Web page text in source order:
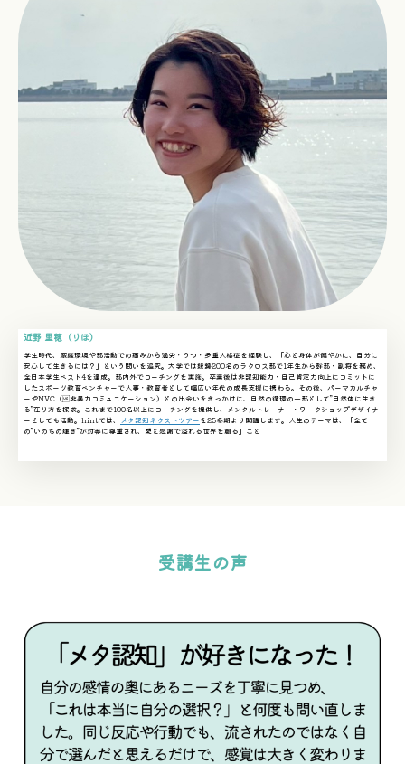
近野 里穂（りほ）
学生時代、家庭環境や部活動での痛みから過労・うつ・多重人格症を経験し、「心と身体が健やかに、自分に
安心して生きるには？」という問いを追究。大学では総勢200名のラクロス部で1年生から幹部・副将を務め、
全日本学生ベスト4を達成。部内外でコーチングを実施。卒業後は非認知能力・自己肯定力向上にコミットに
したスポーツ教育ベンチャーで人事・教育者として幅広い年代の成長支援に携わる。その後、パーマカルチャ
ーやNVC（非暴力コミュニケーション）との出会いをきっかけに、自然の循環の一部として”自然体に生き
る”在り方を探求。これまで100名以上にコーチングを提供し、メンタルトレーナー・ワークショップデザイナ
ーとしても活動。hintでは、
メタ認知ネクストツアーを25冬期より開講します。人生のテーマは、「全て
の”いのちの輝き”が対等に尊重され、愛と感謝で溢れる世界を創る」こと
受講生の声